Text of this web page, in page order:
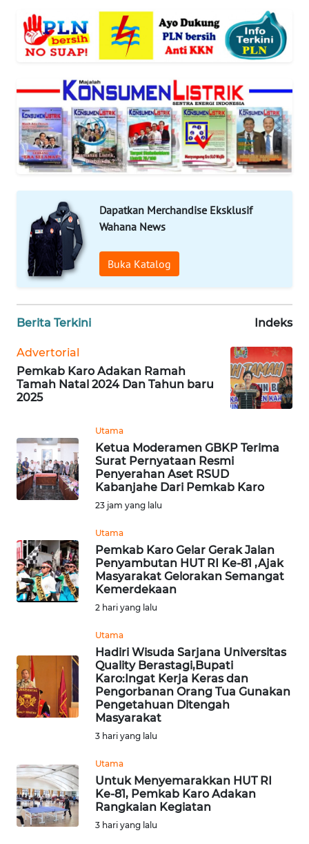
Dapatkan Merchandise Eksklusif
Wahana News
Buka Katalog
Berita Terkini Indeks
Advertorial
Pemkab Karo Adakan Ramah
Tamah Natal 2024 Dan Tahun baru
2025
Utama
Ketua Moderamen GBKP Terima
Surat Pernyataan Resmi
Penyerahan Aset RSUD
Kabanjahe Dari Pemkab Karo
23 jam yang lalu
Utama
Pemkab Karo Gelar Gerak Jalan
Penyambutan HUT RI Ke-81 ,Ajak
Masyarakat Gelorakan Semangat
Kemerdekaan
2 hari yang lalu
Utama
Hadiri Wisuda Sarjana Universitas
Quality Berastagi,Bupati
Karo:Ingat Kerja Keras dan
Pengorbanan Orang Tua Gunakan
Pengetahuan Ditengah
Masyarakat
3 hari yang lalu
Utama
Untuk Menyemarakkan HUT RI
Ke-81, Pemkab Karo Adakan
Rangkaian Kegiatan
3 hari yang lalu
DISCLAIMER
Wahana
WN
SUMUT
WN
WN
JABAR
WN
BANTEN
WN
WN
KEPRI
PAPUA
WN
PAPUA
WN
RIAU
WN
JAMBI
WN
SULTRA
NTB
WN
SULTENG